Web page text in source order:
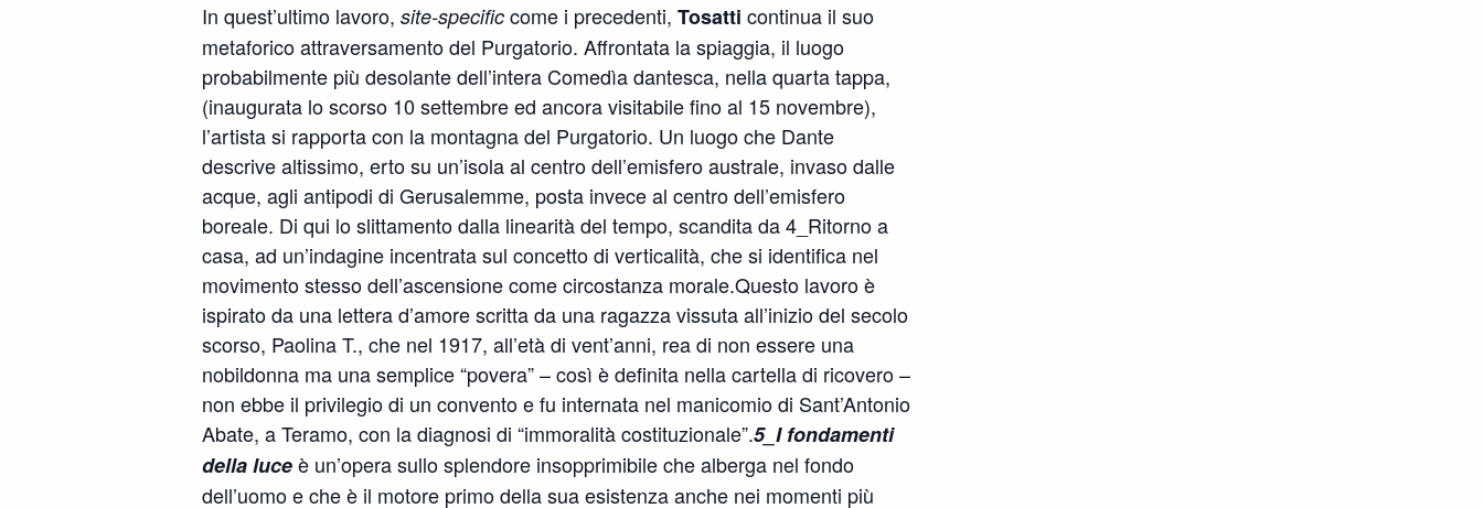
In quest’ultimo lavoro, site-specific come i precedenti, Tosatti continua il suo
metaforico attraversamento del Purgatorio. Affrontata la spiaggia, il luogo
probabilmente più desolante dell’intera Comedìa dantesca, nella quarta tappa,
(inaugurata lo scorso 10 settembre ed ancora visitabile fino al 15 novembre),
l’artista si rapporta con la montagna del Purgatorio. Un luogo che Dante
descrive altissimo, erto su un’isola al centro dell’emisfero australe, invaso dalle
acque, agli antipodi di Gerusalemme, posta invece al centro dell’emisfero
boreale. Di qui lo slittamento dalla linearità del tempo, scandita da 4_Ritorno a
casa, ad un’indagine incentrata sul concetto di verticalità, che si identifica nel
movimento stesso dell’ascensione come circostanza morale.Questo lavoro è
ispirato da una lettera d’amore scritta da una ragazza vissuta all’inizio del secolo
scorso, Paolina T., che nel 1917, all’età di vent’anni, rea di non essere una
nobildonna ma una semplice “povera” – così è definita nella cartella di ricovero –
non ebbe il privilegio di un convento e fu internata nel manicomio di Sant’Antonio
Abate, a Teramo, con la diagnosi di “immoralità costituzionale”.5_I fondamenti
della luceè un’opera sullo splendore insopprimibile che alberga nel fondo
dell’uomo e che è il motore primo della sua esistenza anche nei momenti più